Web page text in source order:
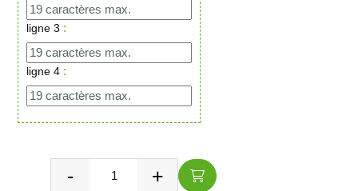
ligne 3 :
ligne 4 :